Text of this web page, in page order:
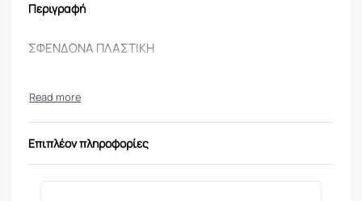
Περιγραφή
ΣΦΕΝΔΟΝΑ ΠΛΑΣΤΙΚΗ
Επιπλέον πληροφορίες